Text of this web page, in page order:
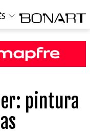
pintura